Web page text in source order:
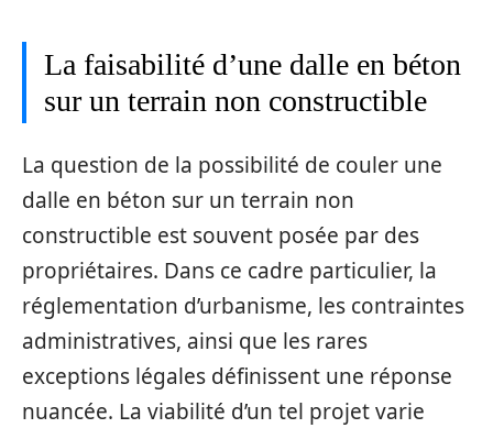
La faisabilité d’une dalle en béton
sur un terrain non constructible
La question de la possibilité de couler une
dalle en béton sur un terrain non
constructible est souvent posée par des
propriétaires. Dans ce cadre particulier, la
réglementation d’urbanisme, les contraintes
administratives, ainsi que les rares
exceptions légales définissent une réponse
nuancée. La viabilité d’un tel projet varie